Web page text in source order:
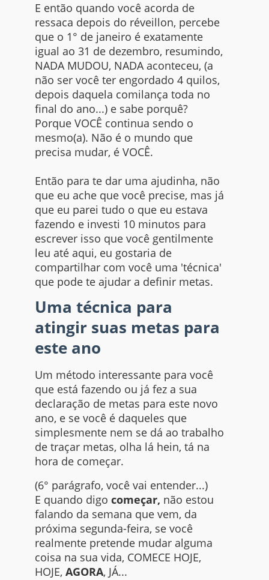
E então quando você acorda de
ressaca depois do réveillon, percebe
que o 1° de janeiro é exatamente
igual ao 31 de dezembro, resumindo,
NADA MUDOU, NADA aconteceu, (a
não ser você ter engordado 4 quilos,
depois daquela comilança toda no
final do ano...) e sabe porquê?
Porque VOCÊ continua sendo o
mesmo(a). Não é o mundo que
precisa mudar, é VOCÊ.
Então para te dar uma ajudinha, não
que eu ache que você precise, mas já
que eu parei tudo o que eu estava
fazendo e investi 10 minutos para
escrever isso que você gentilmente
leu até aqui, eu gostaria de
compartilhar com você uma 'técnica'
que pode te ajudar a definir metas.
Uma técnica para
atingir suas metas para
este ano
Um método interessante para você
que está fazendo ou já fez a sua
declaração de metas para este novo
ano, e se você é daqueles que
simplesmente nem se dá ao trabalho
de traçar metas, olha lá hein, tá na
hora de começar.
(6° parágrafo, você vai entender...)
E quando digo começar, não estou
falando da semana que vem, da
próxima segunda-feira, se você
realmente pretende mudar alguma
coisa na sua vida, COMECE HOJE,
HOJE, AGORA, JÁ...